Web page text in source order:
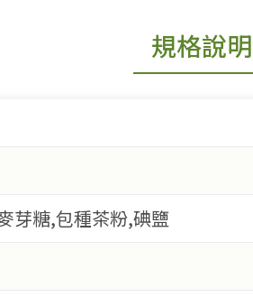
規格說明
芽糖,包種茶粉,碘鹽